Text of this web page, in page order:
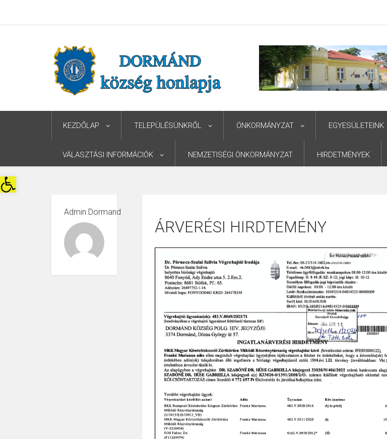
Eszköztár megnyitása
KEZDŐLAP TELEPÜLÉSÜNKRŐL ÖNKORMÁNYZAT EGYESÜLETEINK
VÁLASZTÁSI INFORMÁCIÓK NEMZETISÉGI ÖNKORMÁNYZAT HIRDETMÉNYEK
Admin.dormand
ÁRVERÉSI HIRDTEMÉNY